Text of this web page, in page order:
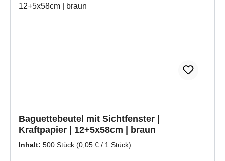
Baguettebeutel mit Sichtfenster |
Kraftpapier | 12+5x58cm | braun
Inhalt: 500 Stück (0,05 € / 1 Stück)